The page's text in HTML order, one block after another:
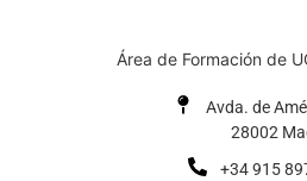
Área de Formación de
Avda. de
28002
+34 915